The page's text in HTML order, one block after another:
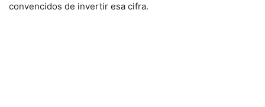
convencidos de invertir esa cifra.